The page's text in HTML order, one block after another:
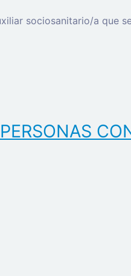
sociosanitario/a que